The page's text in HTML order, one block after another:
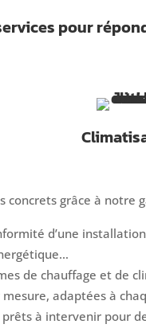
pour
concrets grâce à notre
d’une
de chauffage et de
adaptées à
à intervenir pour